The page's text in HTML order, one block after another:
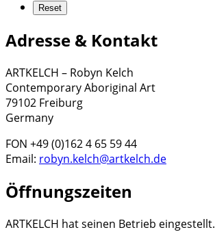
Adresse & Kontakt
ARTKELCH – Robyn Kelch
Contemporary Aboriginal Art
79102 Freiburg
Germany
FON +49 (0)162 4 65 59 44
Email: robyn.kelch@artkelch.de
Öffnungszeiten
ARTKELCH hat seinen Betrieb eingestellt.